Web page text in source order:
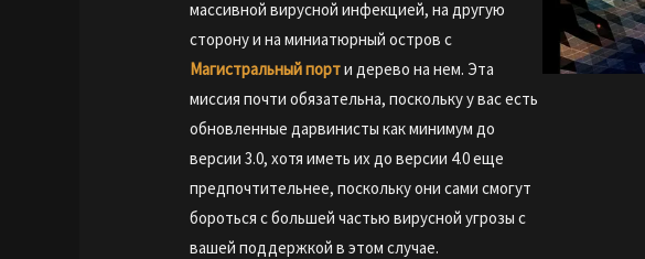
массивной вирусной инфекцией, на другую
сторону и на миниатюрный остров с
Магистральный порти дерево на нем. Эта
миссия почти обязательна, поскольку у вас есть
обновленные дарвинисты как минимум до
версии 3.0, хотя иметь их до версии 4.0 еще
предпочтительнее, поскольку они сами смогут
бороться с большей частью вирусной угрозы с
вашей поддержкой в этом случае.